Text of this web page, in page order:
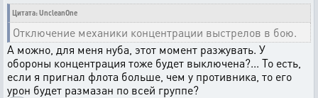
Цитата: UncleanOne
Отключение механики концентрации выстрелов в бою.
А можно, для меня нуба, этот момент разжувать. У
обороны концентрация тоже будет выключена?... То есть,
если я пригнал флота больше, чем у противника, то его
урон будет размазан по всей группе?